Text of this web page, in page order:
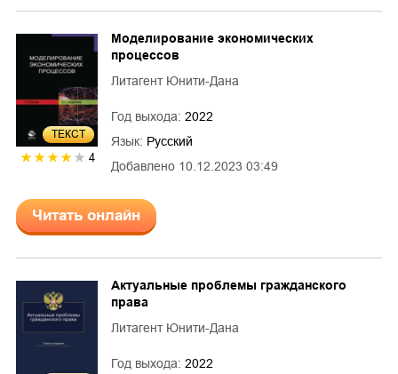
ТЕКСТ
4
Добавлено 10.12.2023 03:49
Моделирование экономических
процессов
Литагент Юнити-Дана
Год выхода: 2022
Язык: Русский
Читать онлайн
Актуальные проблемы гражданского
права
Литагент Юнити-Дана
Год выхода: 2022